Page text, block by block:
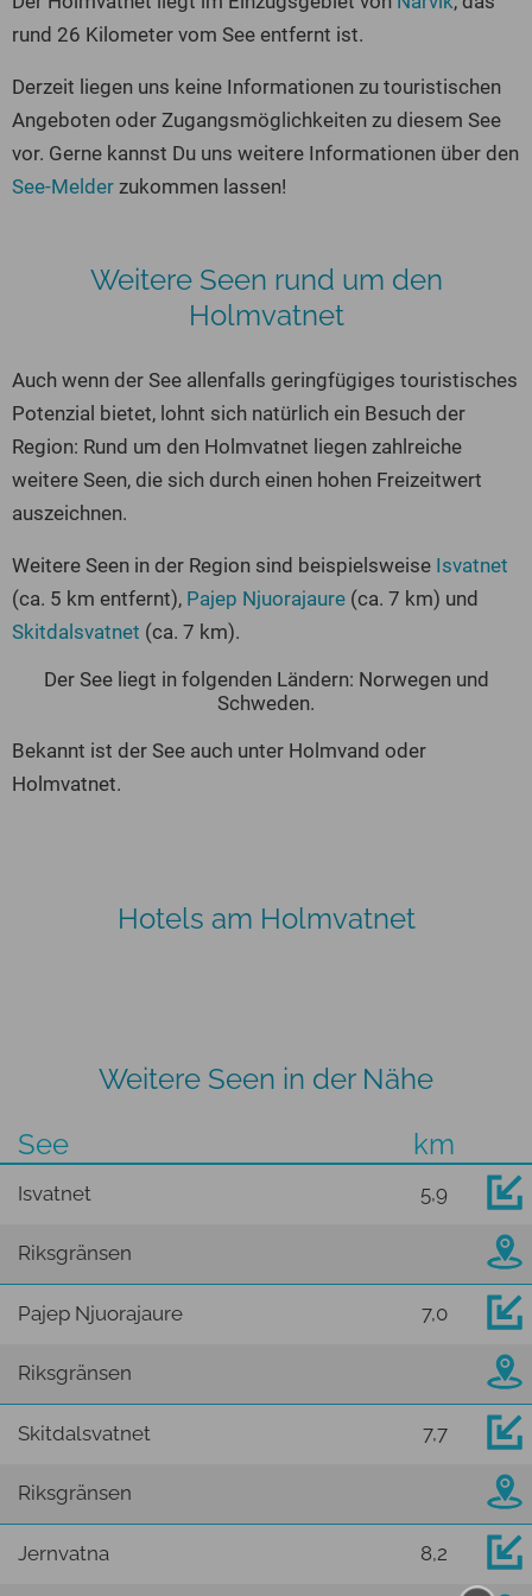
Glamping
Seen in Europa
Österreich
Schweiz
Frankreich
Niederlande
alle Länder…
rund 26 Kilometer vom See entfernt ist.
Derzeit liegen uns keine Informationen zu touristischen
Angeboten oder Zugangsmöglichkeiten zu diesem See
vor. Gerne kannst Du uns weitere Informationen über den
See-Melder zukommen lassen!
Weitere Seen rund um den
Holmvatnet
Auch wenn der See allenfalls geringfügiges touristisches
Potenzial bietet, lohnt sich natürlich ein Besuch der
Region: Rund um den Holmvatnet liegen zahlreiche
weitere Seen, die sich durch einen hohen Freizeitwert
auszeichnen.
Weitere Seen in der Region sind beispielsweise Isvatnet
(ca. 5 km entfernt), Pajep Njuorajaure (ca. 7 km) und
Skitdalsvatnet (ca. 7 km).
Der See liegt in folgenden Ländern: Norwegen und
Schweden.
Bekannt ist der See auch unter Holmvand oder
Holmvatnet.
Hotels am Holmvatnet
Weitere Seen in der Nähe
See
km
Isvatnet 5,9
Riksgränsen
Pajep Njuorajaure 7,0
Riksgränsen
Skitdalsvatnet 7,7
Riksgränsen
Jernvatna 8,2